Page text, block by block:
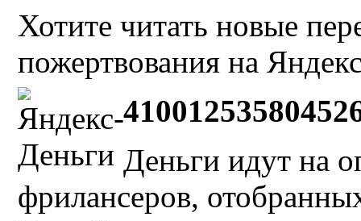
Хотите читать новые
пожертвования на
Деньги идут на
фрилансеров,